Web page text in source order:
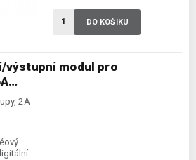
modul pro
2A
DO KOŠÍKU